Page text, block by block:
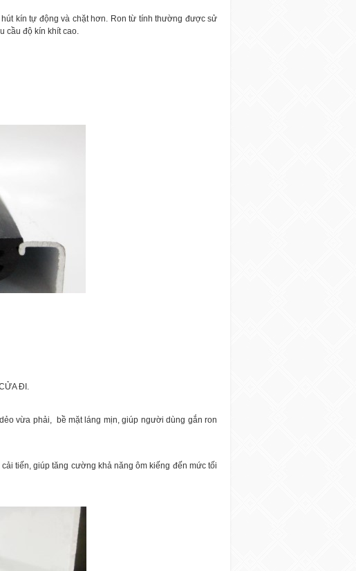
kín tự động và chặt hơn. Ron từ tính thường được sử
cầu độ kín khít cao.
ĐI.
vừa phải, bề mặt láng mịn, giúp người dùng gắn ron
tiến, giúp tăng cường khả năng ôm kiếng đến mức tối